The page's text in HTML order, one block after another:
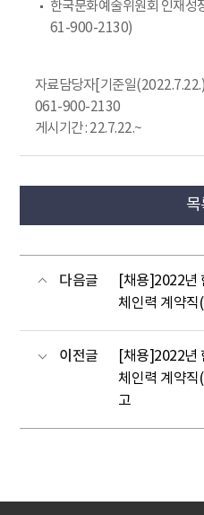
한국문화예술위원회 인재성
61-900-2130)
자료담당자[기준일
061-900-2130
게시기간 : 22.7.22.~
다음글
[채용]2022년
체인력 계약직
이전글
[채용]2022년
체인력 계약직
고